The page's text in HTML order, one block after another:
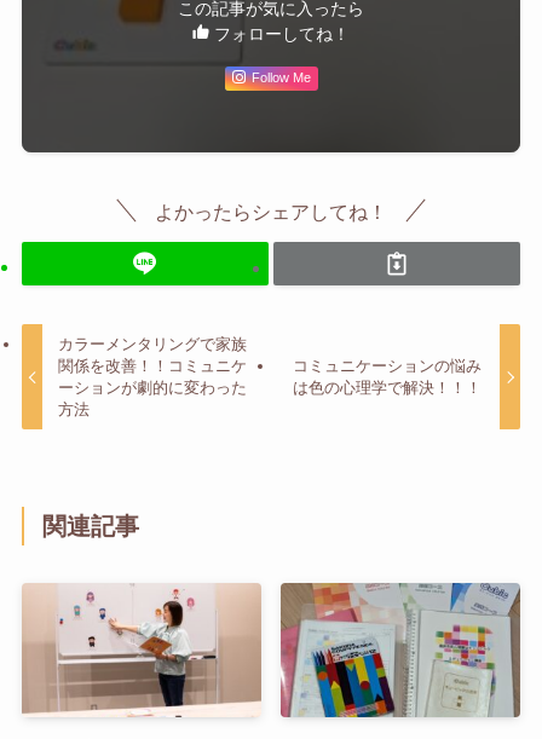
この記事が気に入ったら
フォローしてね！
Follow Me
よかったらシェアしてね！
カラーメンタリングで家族
関係を改善！！コミュニケ
ーションが劇的に変わった
方法
コミュニケーションの悩み
は色の心理学で解決！！！
関連記事